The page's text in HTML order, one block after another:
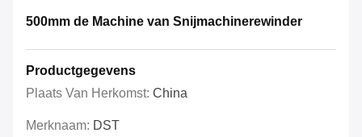
500mm de Machine van Snijmachinerewinder
Productgegevens
Plaats Van Herkomst: China
Merknaam: DST